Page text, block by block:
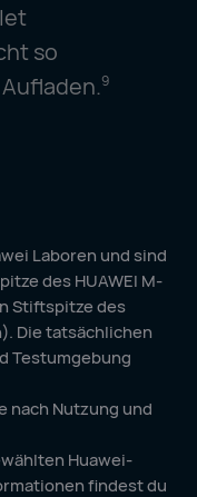
so
9
Laboren und sind
des HUAWEI M-
Stiftspitze des
Die tatsächlichen
Testumgebung
nach Nutzung und
Huawei-
findest du